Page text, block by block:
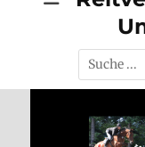
Suche
nach: